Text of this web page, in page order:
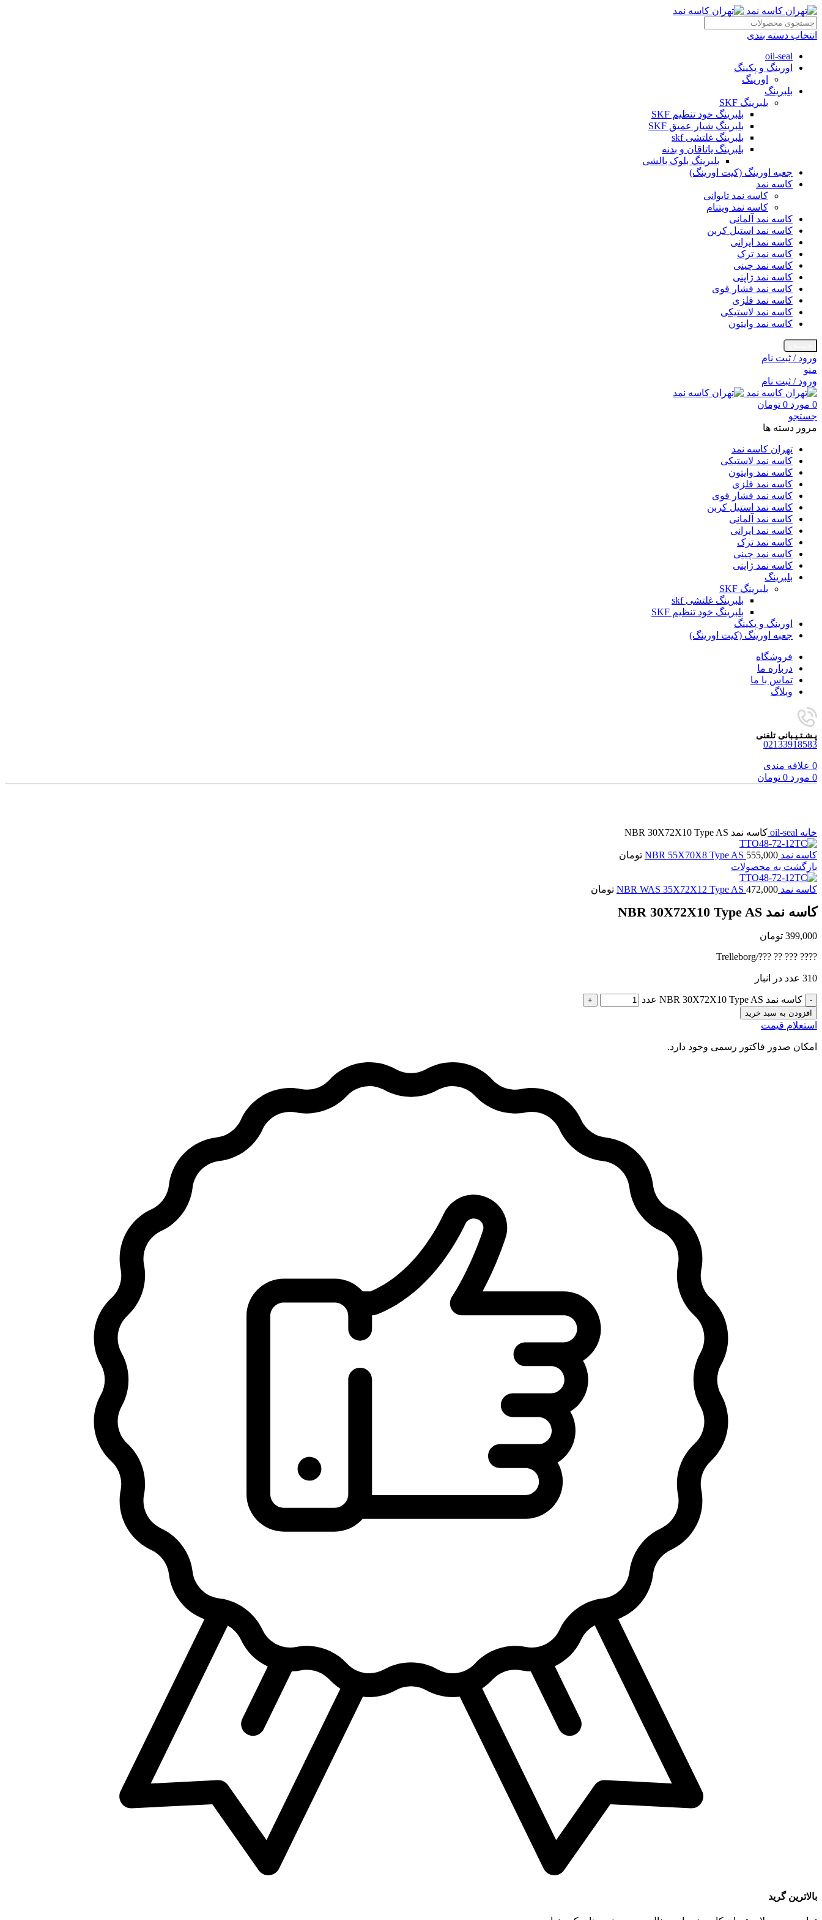
انتخاب دسته بندی
oil-seal
اورینگ و پکینگ
اورینگ
بلبرینگ
بلبرینگ SKF
بلبرینگ خود تنظیم SKF
بلبرینگ شیار عمیق SKF
بلبرینگ غلتشی skf
بلبرینگ یاتاقان و بدنه
بلبرینگ بلوک بالشی
جعبه اورینگ (کیت اورینگ)
کاسه نمد
کاسه نمد تایوانی
کاسه نمد ویتنام
کاسه نمد آلمانی
کاسه نمد استیل کربن
کاسه نمد ایرانی
کاسه نمد ترک
کاسه نمد چینی
کاسه نمد ژاپنی
کاسه نمد فشار قوی
کاسه نمد فلزی
کاسه نمد لاستیکی
کاسه نمد وایتون
ورود / ثبت نام
منو
ورود / ثبت نام
0 مورد 0 تومان
جستجو
مرور دسته ها
تهران کاسه نمد
کاسه نمد لاستیکی
کاسه نمد وایتون
کاسه نمد فلزی
کاسه نمد فشار قوی
کاسه نمد استیل کربن
کاسه نمد آلمانی
کاسه نمد ایرانی
کاسه نمد ترک
کاسه نمد چینی
کاسه نمد ژاپنی
بلبرینگ
بلبرینگ SKF
بلبرینگ غلتشی skf
بلبرینگ خود تنظیم SKF
اورینگ و پکینگ
جعبه اورینگ (کیت اورینگ)
فروشگاه
درباره ما
تماس با ما
وبلاگ
پـشـتـیـبانی تلفنی
02133918583
0 علاقه مندی
0 مورد 0 تومان
خانه oil-seal کاسه نمد NBR 30X72X10 Type AS
کاسه نمد NBR 55X70X8 Type AS 555,000
تومان
بازگشت به محصولات
کاسه نمد NBR WAS 35X72X12 Type AS 472,000 تومان
کاسه نمد NBR 30X72X10 Type AS
399,000 تومان
???? ??? ?? ???/Trelleborg
310 عدد در انبار
کاسه نمد NBR 30X72X10 Type AS عدد
افزودن به سبد خرید
استعلام قیمت
امکان صدور فاکتور رسمی وجود دارد.
بالاترین گرید